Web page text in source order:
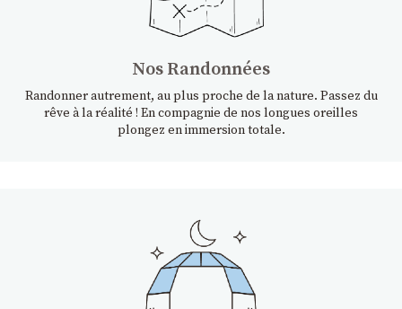
Nos Randonnées
Randonner autrement, au plus proche de la nature. Passez du
rêve à la réalité ! En compagnie de nos longues oreilles
plongez en immersion totale.